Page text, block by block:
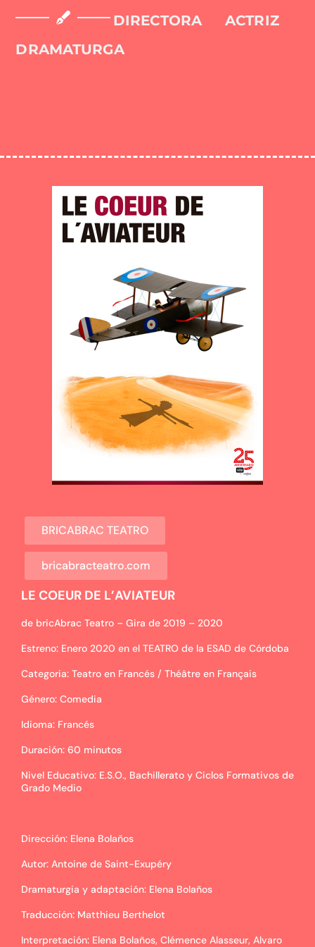
DRAMATURGA
DIRECTORA ACTRIZ
BRICABRAC TEATRO
LE COEUR DE L’AVIATEUR
de bricAbrac Teatro – Gira de 2019 – 2020
Estreno: Enero 2020 en el TEATRO de la ESAD de Córdoba
Categoria: Teatro en Francés / Théâtre en Français
Género: Comedia
Idioma: Francés
Duración: 60 minutos
Nivel Educativo: E.S.O., Bachillerato y Ciclos Formativos de
Grado Medio
Dirección: Elena Bolaños
Autor: Antoine de Saint-Exupéry
Dramaturgia y adaptación: Elena Bolaños
Traducción: Matthieu Berthelot
Interpretación: Elena Bolaños, Clémence Alasseur, Alvaro
bricabracteatro.com